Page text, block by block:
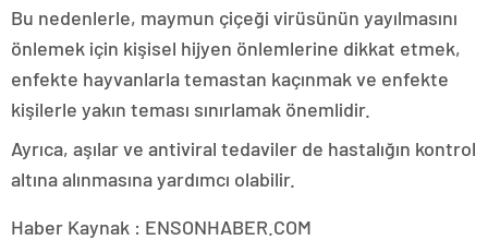
Bu nedenlerle, maymun çiçeği virüsünün yayılmasını
önlemek için kişisel hijyen önlemlerine dikkat etmek,
enfekte hayvanlarla temastan kaçınmak ve enfekte
kişilerle yakın teması sınırlamak önemlidir.
Ayrıca, aşılar ve antiviral tedaviler de hastalığın kontrol
altına alınmasına yardımcı olabilir.
Haber Kaynak : ENSONHABER.COM